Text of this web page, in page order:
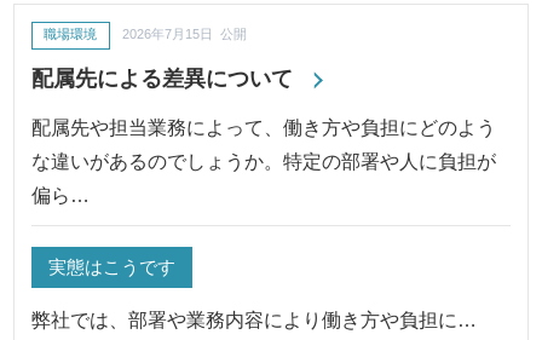
配属先による差異について
職場環境 2026年7月15日 公開
配属先や担当業務によって、働き方や負担にどのよう
な違いがあるのでしょうか。特定の部署や人に負担が
偏ら…
実態はこうです
弊社では、部署や業務内容により働き方や負担に…